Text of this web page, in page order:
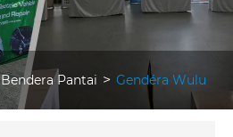
Bendera Pantai Gendéra Wulu